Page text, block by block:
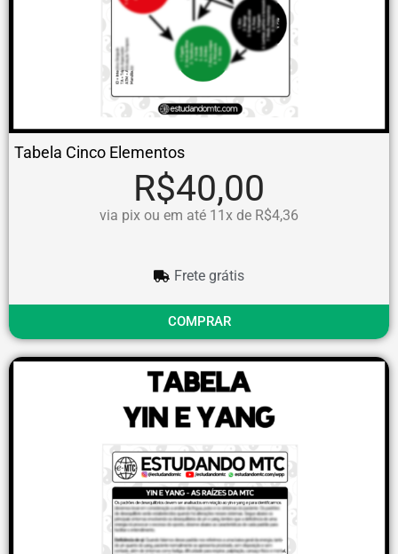
Tabela Cinco Elementos
R$40,00
via pix ou em até 11x de R$4,36
Frete grátis
COMPRAR